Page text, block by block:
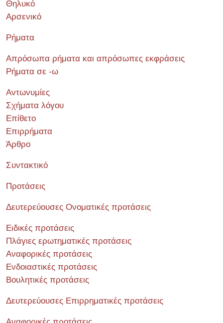
Θηλυκό
Αρσενικό
Ρήματα
Απρόσωπα ρήματα και απρόσωπες εκφράσεις
Ρήματα σε -ω
Αντωνυμίες
Σχήματα λόγου
Επίθετο
Επιρρήματα
Άρθρο
Συντακτικό
Προτάσεις
Δευτερεύουσες Ονοματικές προτάσεις
Ειδικές προτάσεις
Πλάγιες ερωτηματικές προτάσεις
Αναφορικές προτάσεις
Ενδοιαστικές προτάσεις
Βουλητικές προτάσεις
Δευτερεύουσες Επιρρηματικές προτάσεις